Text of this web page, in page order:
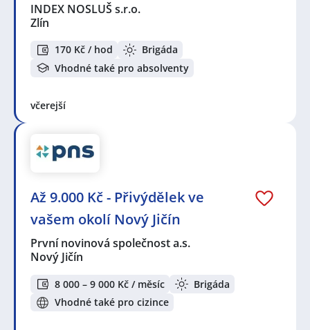
INDEX NOSLUŠ s.r.o.
Zlín
170 Kč / hod
Brigáda
Vhodné také pro absolventy
včerejší
Až 9.000 Kč - Přivýdělek ve
vašem okolí Nový Jičín
První novinová společnost a.s.
Nový Jičín
8 000 – 9 000 Kč / měsíc
Brigáda
Vhodné také pro cizince